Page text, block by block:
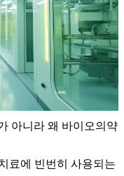
아니라 왜 바이오의약
료에 빈번히 사용되는